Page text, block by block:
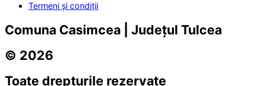
Termeni și condiții
Comuna Casimcea | Județul Tulcea
© 2026
Toate drepturile rezervate